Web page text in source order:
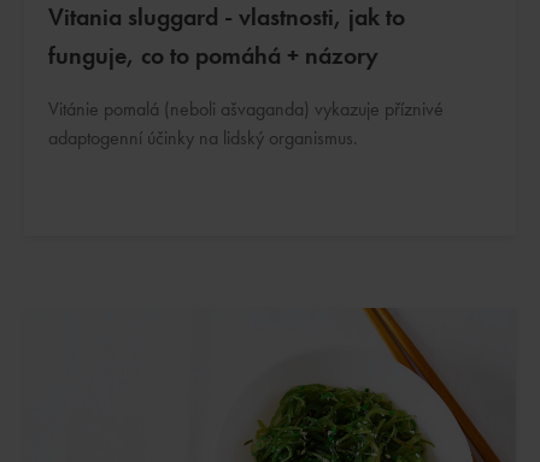
Vitania sluggard - vlastnosti, jak to
funguje, co to pomáhá + názory
Vitánie pomalá (neboli ašvaganda) vykazuje příznivé
adaptogenní účinky na lidský organismus.